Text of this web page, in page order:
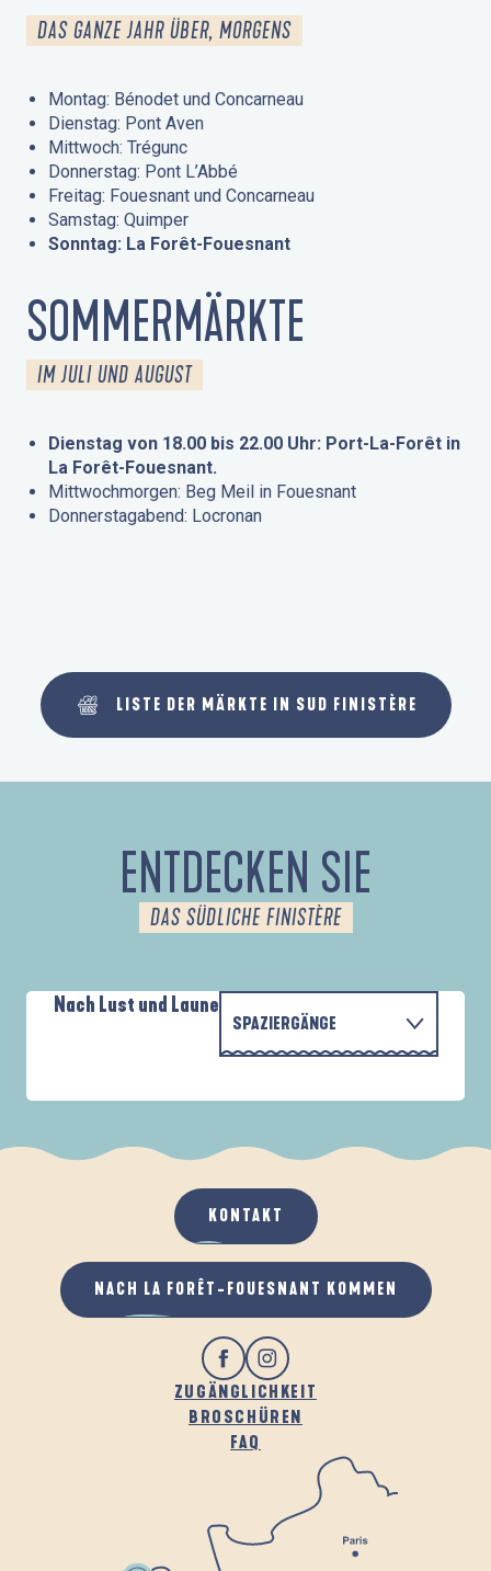
DAS GANZE JAHR ÜBER, MORGENS
Montag: Bénodet und Concarneau
Dienstag: Pont Aven
Mittwoch: Trégunc
Donnerstag: Pont L’Abbé
Freitag: Fouesnant und Concarneau
Samstag: Quimper
Sonntag: La Forêt-Fouesnant
SOMMERMÄRKTE
IM JULI UND AUGUST
Dienstag von 18.00 bis 22.00 Uhr: Port-La-Forêt in
La Forêt-Fouesnant.
Mittwochmorgen: Beg Meil in Fouesnant
Donnerstagabend: Locronan
LISTE DER MÄRKTE IN SUD FINISTÈRE
ENTDECKEN SIE
DAS SÜDLICHE FINISTÈRE
Nach Lust und Laune
SPAZIERGÄNGE
WENN ES REGNET
AN DER FRISCHEN LUFT
PARCOURS D'INTERPRÉTATION DE L'ANSE
ZUGÄNGLICHKEIT
BROSCHÜREN
FAQ
KONTAKT
NACH LA FORÊT-FOUESNANT KOMMEN